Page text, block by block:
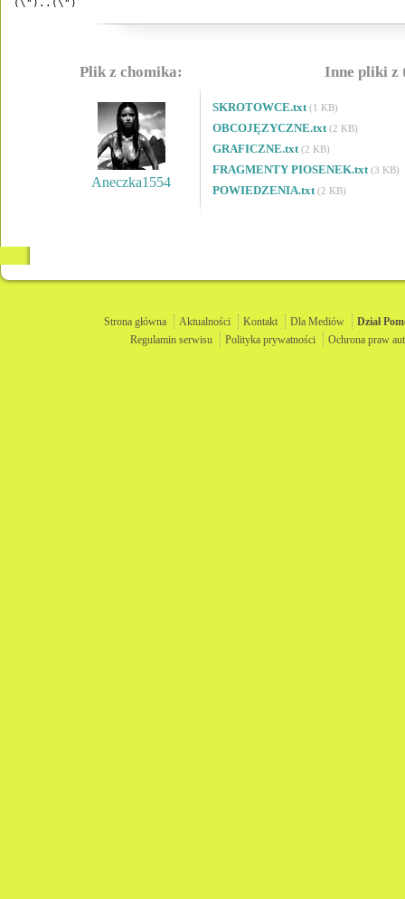
Plik z chomika:
Aneczka1554
Inne pliki z
SKROTOWCE.txt (1 KB)
OBCOJĘZYCZNE.txt (2 KB)
GRAFICZNE.txt (2 KB)
FRAGMENTY PIOSENEK.txt (3 KB)
POWIEDZENIA.txt (2 KB)
Strona główna Aktualności Kontakt Dla Mediów Dział
Regulamin serwisu
Polityka prywatności Ochrona praw